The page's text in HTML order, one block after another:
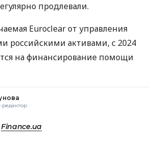
продлевали.
Euroclear от управления
российскими активами, с 2024
на финансирование помощи
редактор
Finance.ua